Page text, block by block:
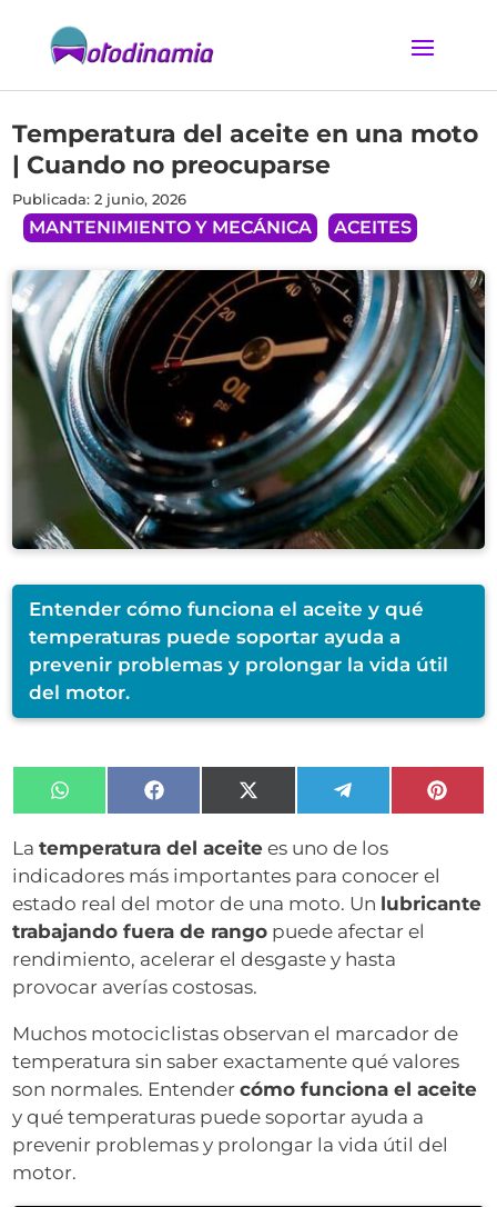
Temperatura del aceite en una moto
| Cuando no preocuparse
Publicada: 2 junio, 2026
MANTENIMIENTO Y MECÁNICA ACEITES
Entender cómo funciona el aceite y qué
temperaturas puede soportar ayuda a
prevenir problemas y prolongar la vida útil
del motor.
Compartir
en
Compartir
en
Facebook
Compartir
en
(Twitter)
Compartir
en
Telegram
en
Latemperatura del aceite es uno de los
indicadores más importantes para conocer el
estado real del motor de una moto. Un lubricante
trabajando fuera de rango puede afectar el
rendimiento, acelerar el desgaste y hasta
provocar averías costosas.
Muchos motociclistas observan el marcador de
temperatura sin saber exactamente qué valores
son normales. Entendercómo funciona el aceite
y qué temperaturas puede soportar ayuda a
prevenir problemas y prolongar la vida útil del
motor.